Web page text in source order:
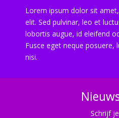
Lorem ipsum dolor sit
elit. Sed pulvinar, leo et
lobortis augue, id eleifend
Fusce eget neque posuere,
nisi.
Schrijf